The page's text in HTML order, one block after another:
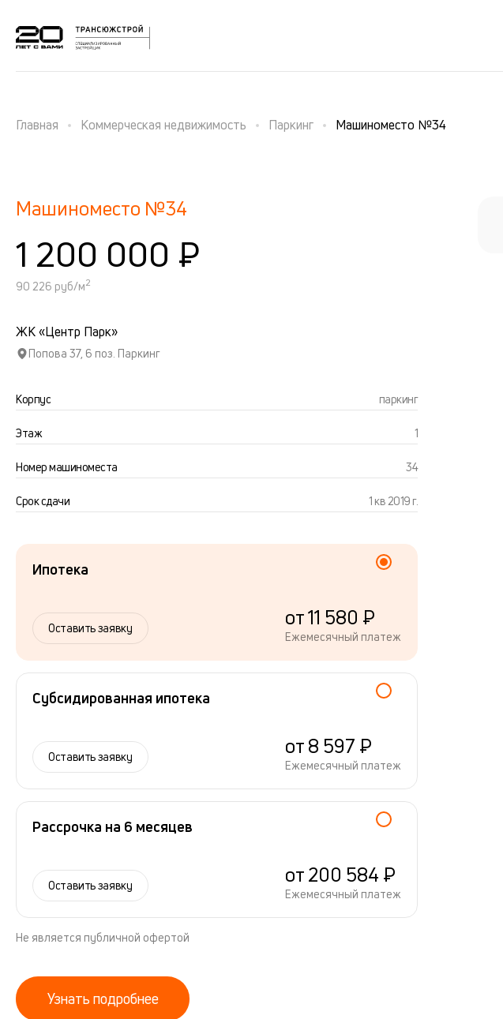
Главная Коммерческая недвижимость Паркинг Машиноместо №34
Машиноместо №34
1 200 000 ₽
90 226 руб/м2
ЖК «Центр Парк»
Попова 37, 6 поз. Паркинг
Корпус паркинг
Этаж 1
Номер машиноместа 34
Срок сдачи 1 кв 2019 г.
Ипотека
Оставить заявку от 11 580 ₽
Ежемесячный платеж
Субсидированная ипотека
Оставить заявку от 8 597 ₽
Ежемесячный платеж
Рассрочка на 6 месяцев
Оставить заявку от 200 584 ₽
Ежемесячный платеж
Не является публичной офертой
Узнать подробнее